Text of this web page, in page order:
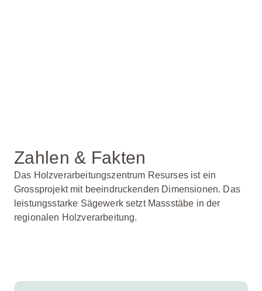
Zahlen & Fakten
Das Holzverarbeitungszentrum Resurses ist ein
Grossprojekt mit beeindruckenden Dimensionen. Das
leistungsstarke Sägewerk setzt Massstäbe in der
regionalen Holzverarbeitung.